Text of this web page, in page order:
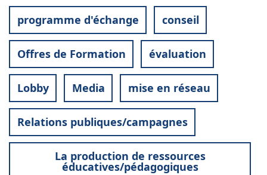
programme d'échange conseil
Offres de Formation évaluation
Lobby Media mise en réseau
Relations publiques/campagnes
La production de ressources
éducatives/pédagogiques